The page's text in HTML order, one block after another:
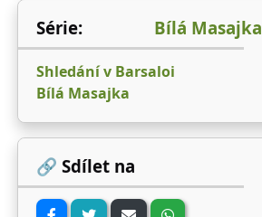
Série: Bílá Masajka
Shledání v Barsaloi
Bílá Masajka
🔗 Sdílet na